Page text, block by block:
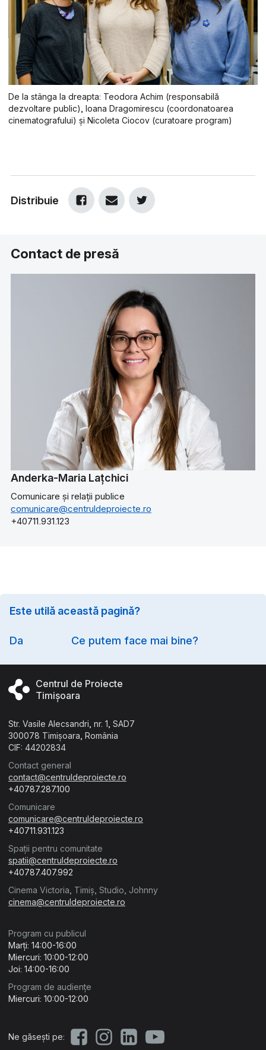
De la stânga la dreapta: Teodora Achim (responsabilă
dezvoltare public), Ioana Dragomirescu (coordonatoarea
cinematografului) și Nicoleta Ciocov (curatoare program)
Distribuie
Contact de presă
Anderka-Maria Lațchici
Comunicare și relații publice
comunicare@centruldeproiecte.ro
+40711.931.123
Este utilă această pagină?
Option
Da Ce putem face mai bine?
Centrul de Proiecte
Timișoara
Str. Vasile Alecsandri, nr. 1, SAD7
300078 Timișoara, România
CIF: 44202834
Contact general
contact@centruldeproiecte.ro
+40787.287.100
Comunicare
comunicare@centruldeproiecte.ro
+40711.931.123
Spații pentru comunitate
spatii@centruldeproiecte.ro
+40787.407.992
Cinema Victoria, Timiș, Studio, Johnny
cinema@centruldeproiecte.ro
Program cu publicul
Marți: 14:00-16:00
Miercuri: 10:00-12:00
Joi: 14:00-16:00
Program de audiențe
Miercuri: 10:00-12:00
Ne găsești pe: